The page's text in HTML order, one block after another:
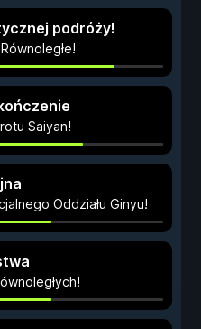
podróży!
Saiyan!
Oddziału Ginyu!